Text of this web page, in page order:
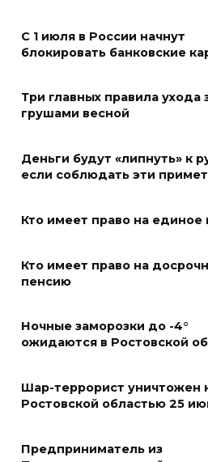
в донской столице
07 августа 2026 18:28
«Метеор» «Андрей
Меры поддержки после
взаимодействие
избирательного
07 августа 2026 17:14
В Ростове доходный дом
Емельяновых на
специалисты
С 1 июля в России начнут
блокировать банковские
Три главных правила ухода
грушами весной
Деньги будут «липнуть» к
если соблюдать эти
Кто имеет право на единое
Кто имеет право на
пенсию
Ночные заморозки до -4°
ожидаются в Ростовской
Шар-террорист уничтожен
Ростовской областью 25
Предприниматель из